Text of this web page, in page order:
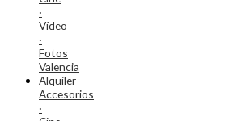
·
Vídeo
·
Fotos
Valencia
Alquiler
Accesorios
·